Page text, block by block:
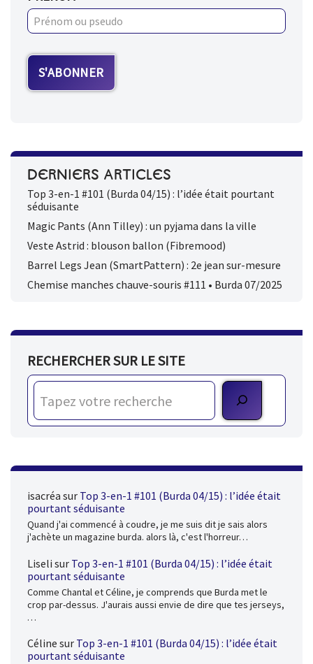
DERNIERS ARTICLES
Top 3-en-1 #101 (Burda 04/15) : l’idée était pourtant
séduisante
Magic Pants (Ann Tilley) : un pyjama dans la ville
Veste Astrid : blouson ballon (Fibremood)
Barrel Legs Jean (SmartPattern) : 2e jean sur-mesure
Chemise manches chauve-souris #111 • Burda 07/2025
RECHERCHER SUR LE SITE
isacréa sur Top 3-en-1 #101 (Burda 04/15) : l’idée était
pourtant séduisante
Quand j'ai commencé à coudre, je me suis dit je sais alors
j'achète un magazine burda. alors là, c'est l'horreur…
Liseli sur Top 3-en-1 #101 (Burda 04/15) : l’idée était
pourtant séduisante
Comme Chantal et Céline, je comprends que Burda met le
crop par-dessus. J'aurais aussi envie de dire que tes jerseys,
…
Céline sur Top 3-en-1 #101 (Burda 04/15) : l’idée était
pourtant séduisante